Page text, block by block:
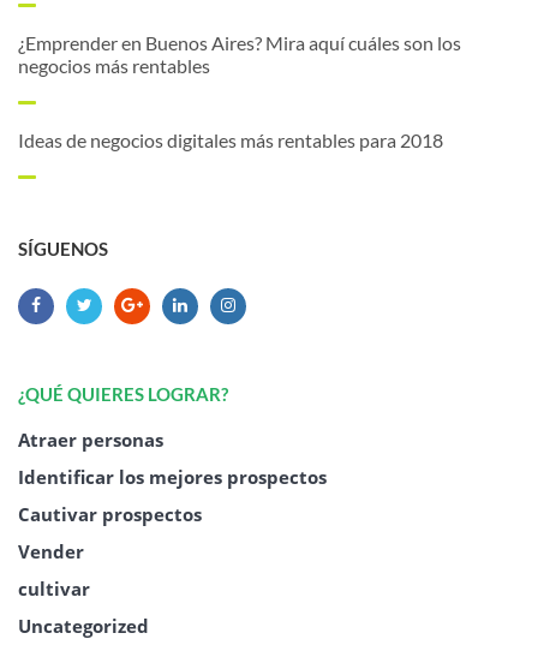
¿Emprender en Buenos Aires? Mira aquí cuáles son los
negocios más rentables
Ideas de negocios digitales más rentables para 2018
SÍGUENOS
¿QUÉ QUIERES LOGRAR?
Atraer personas
Identificar los mejores prospectos
Cautivar prospectos
Vender
cultivar
Uncategorized